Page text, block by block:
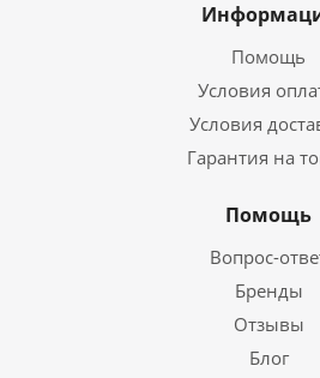
Помощь
Условия
Условия
Гарантия на
Помощь
Вопрос-
Бренды
Отзывы
Блог